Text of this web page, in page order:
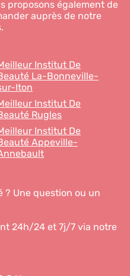
proposons également de
auprès de notre
Institut De
La-Bonneville-
Iton
Institut De
Rugles
Institut De
Appeville-
? Une question ou un
24h/24 et 7j/7 via notre